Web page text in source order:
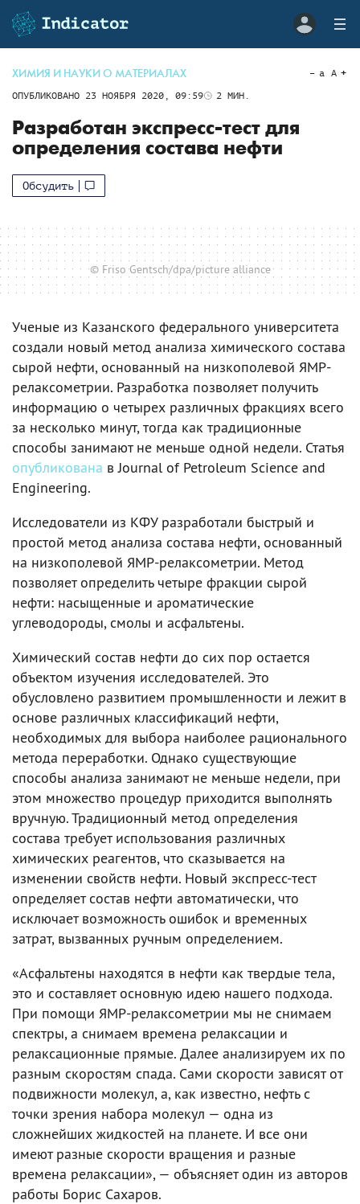
ХИМИЯ И НАУКИ О МАТЕРИАЛАХ
ОПУБЛИКОВАНО 23 НОЯБРЯ 2020, 09:59 2 МИН.
a A
Разработан экспресс-тест для
определения состава нефти
Обсудить
© Friso Gentsch/dpa/picture alliance
Ученые из Казанского федерального университета
создали новый метод анализа химического состава
сырой нефти, основанный на низкополевой ЯМР-
релаксометрии. Разработка позволяет получить
информацию о четырех различных фракциях всего
за несколько минут, тогда как традиционные
способы занимают не меньше одной недели. Статья
опубликована в Journal of Petroleum Science and
Engineering.
Исследователи из КФУ разработали быстрый и
простой метод анализа состава нефти, основанный
на низкополевой ЯМР-релаксометрии. Метод
позволяет определить четыре фракции сырой
нефти: насыщенные и ароматические
углеводороды, смолы и асфальтены.
Химический состав нефти до сих пор остается
объектом изучения исследователей. Это
обусловлено развитием промышленности и лежит в
основе различных классификаций нефти,
необходимых для выбора наиболее рационального
метода переработки. Однако существующие
способы анализа занимают не меньше недели, при
этом множество процедур приходится выполнять
вручную. Традиционный метод определения
состава требует использования различных
химических реагентов, что сказывается на
изменении свойств нефти. Новый экспресс-тест
определяет состав нефти автоматически, что
исключает возможность ошибок и временных
затрат, вызванных ручным определением.
«Асфальтены находятся в нефти как твердые тела,
это и составляет основную идею нашего подхода.
При помощи ЯМР-релаксометрии мы не снимаем
спектры, а снимаем времена релаксации и
релаксационные прямые. Далее анализируем их по
разным скоростям спада. Сами скорости зависят от
подвижности молекул, а, как известно, нефть с
точки зрения набора молекул — одна из
сложнейших жидкостей на планете. И все они
имеют разные скорости вращения и разные
времена релаксации», — объясняет один из авторов
работы Борис Сахаров.